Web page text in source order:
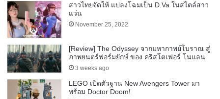
สาวไทยจัดให้ แปลงโฉมเป็น D.Va ในสไตล์สาว
แว่น
November 25, 2022
[Review] The Odyssey จากมหากาพย์โบราณ สู่
ภาพยนตร์ฟอร์มยักษ์ ของ คริสโตเฟอร์ โนแลน
3 weeks ago
LEGO เปิดตัวฐาน New Avengers Tower มา
พร้อม Doctor Doom!